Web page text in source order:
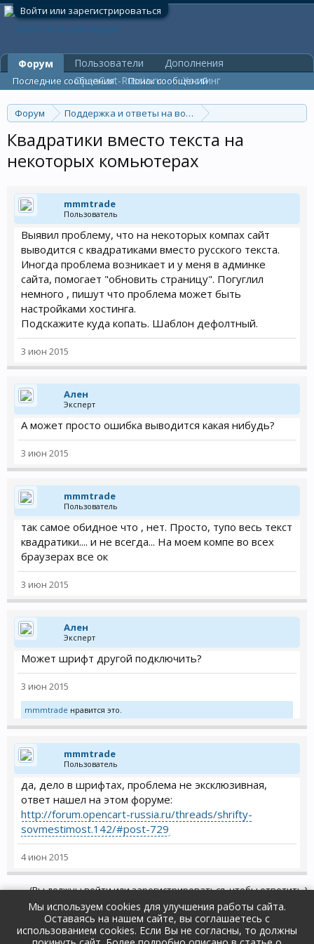
Войти или зарегистрироваться
Форум
Поддержка и ответы на вопросы
Квадратики вместо текста на
некоторых комьютерах
mmmtrade
Пользователь
Выявил проблему, что на некоторых компах сайт
выводится с квадратиками вместо русского текста.
Иногда проблема возникает и у меня в админке
сайта, помогает "обновить страницу". Погуглил
немного , пишут что проблема может быть
настройками хостинга.
Подскажите куда копать. Шаблон дефолтный.
3 июн 2015
Ален
Эксперт
А может просто ошибка выводится какая нибудь?
3 июн 2015
mmmtrade
Пользователь
так самое обидное что , нет. Просто, тупо весь текст
квадратики.... и не всегда... На моем компе во всех
браузерах все ок
3 июн 2015
Ален
Эксперт
Может шрифт другой подключить?
3 июн 2015
mmmtrade нравится это.
mmmtrade
Пользователь
да, дело в шрифтах, проблема не эксклюзивная,
ответ нашел на этом форуме:
http://forum.opencart-russia.ru/threads/shrifty-
sovmestimost.142/#post-729
4 июн 2015
(Вы должны войти или зарегистрироваться, чтобы ответить.)
Форум
Поддержка и ответы на вопросы
Ошибки и их решения
Форум
Последние сообщения Поиск сообщений
Пользователи
Дополнения
OpenCart-Russia.ru
Хостинг
Мы используем cookies для улучшения работы сайта.
Оставаясь на нашем сайте, вы соглашаетесь с
использованием cookies. Если Вы не согласны, то должны